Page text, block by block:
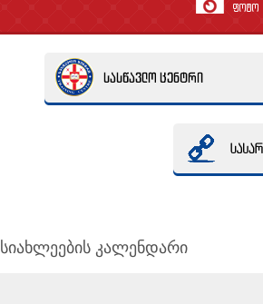
ფოტო
სიახლეების კალენდარი